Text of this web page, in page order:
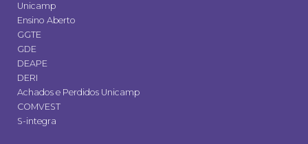
Unicamp
Ensino Aberto
GGTE
GDE
DEAPE
DERI
Achados e Perdidos Unicamp
COMVEST
S-integra